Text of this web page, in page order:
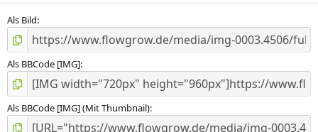
(
Als Bild
Als BBCode [IMG]
Als BBCode [IMG] (Mit Thumbnail)